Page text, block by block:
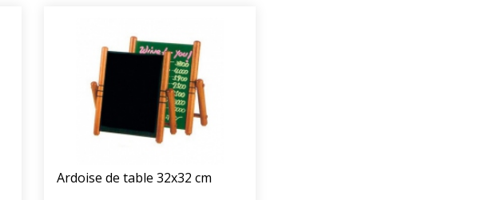
Ardoise de table 32x32 cm